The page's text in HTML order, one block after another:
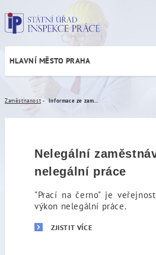
Informace ze
HLAVNÍ MĚSTO PRAHA
Zaměstnanost
Nelegální
nelegální práce
"Prací na černo" je
výkon nelegální práce.
ZJISTIT VÍCE